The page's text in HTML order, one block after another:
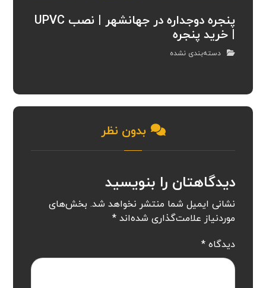
پنجره دوجداره در جهانشهر | نصب UPVC
| خرید پنجره
دسته‌بندی نشده
بدون نظر
دیدگاهتان را بنویسید
نشانی ایمیل شما منتشر نخواهد شد. بخش‌های
موردنیاز علامت‌گذاری شده‌اند*
دیدگاه*